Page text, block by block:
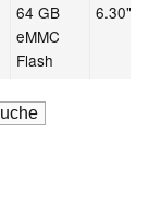
64 GB
eMMC
Flash
6.30"